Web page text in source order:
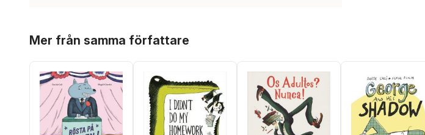
Mer från samma författare